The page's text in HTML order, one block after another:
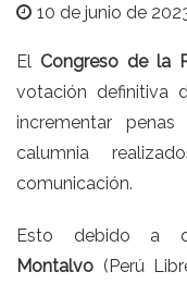
10 de junio de
El Congreso de la
votación definitiva
incrementar
calumnia
comunicación.
Esto debido a
Montalvo (Perú